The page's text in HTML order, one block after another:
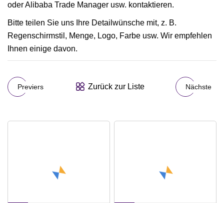
oder Alibaba Trade Manager usw. kontaktieren.
Bitte teilen Sie uns Ihre Detailwünsche mit, z. B.
Regenschirmstil, Menge, Logo, Farbe usw. Wir empfehlen
Ihnen einige davon.
Previers Zurück zur Liste Nächste